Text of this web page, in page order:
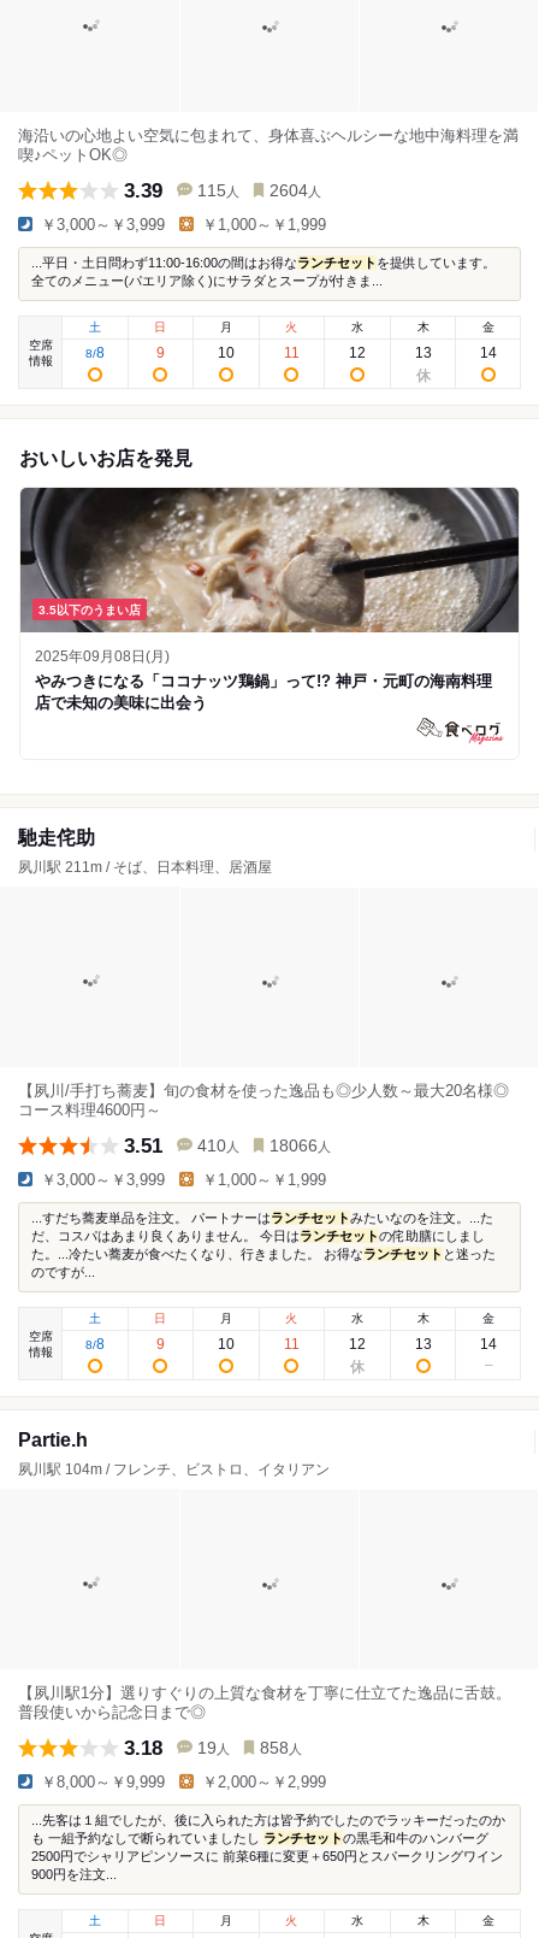
海沿いの心地よい空気に包まれて、身体喜ぶヘルシーな地中海料理を満
喫♪ペットOK◎
3.39 115 人 2604 人
￥3,000～￥3,999 ￥1,000～￥1,999
...平日・土日問わず11:00-16:00の間はお得なランチセット を提供しています。
全てのメニュー(パエリア除く)にサラダとスープが付きま...
空席
情報
土
8/8
日
9
月
10
火
11
水
12
木
13
金
14
おいしいお店を発見
3.5以下のうまい店
2025年09月08日(月)
やみつきになる「ココナッツ鶏鍋」って!? 神戸・元町の海南料理
店で未知の美味に出会う
馳走侘助
夙川駅 211m / そば、日本料理、居酒屋
【夙川/手打ち蕎麦】旬の食材を使った逸品も◎少人数～最大20名様◎
コース料理4600円～
3.51 410 人 18066 人
￥3,000～￥3,999 ￥1,000～￥1,999
...すだち蕎麦単品を注文。 パートナーはランチセットみたいなのを注文。...た
だ、コスパはあまり良くありません。 今日はランチセットの侘助膳にしまし
た。...冷たい蕎麦が食べたくなり、行きました。 お得なランチセット と迷った
のですが...
空席
情報
土
8/8
日
9
月
10
火
11
水
12
木
13
金
14
Partie.h
夙川駅 104m / フレンチ、ビストロ、イタリアン
【夙川駅1分】選りすぐりの上質な食材を丁寧に仕立てた逸品に舌鼓。
普段使いから記念日まで◎
3.18 19 人 858 人
￥8,000～￥9,999 ￥2,000～￥2,999
...先客は１組でしたが、後に入られた方は皆予約でしたのでラッキーだったのか
も 一組予約なしで断られていましたし ランチセットの黒毛和牛のハンバーグ
2500円でシャリアピンソースに 前菜6種に変更＋650円とスパークリングワイン
900円を注文...
土 日 月 火 水 木 金